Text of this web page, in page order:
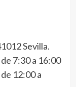
Sevilla.
7:30 a 16:00
12:00 a